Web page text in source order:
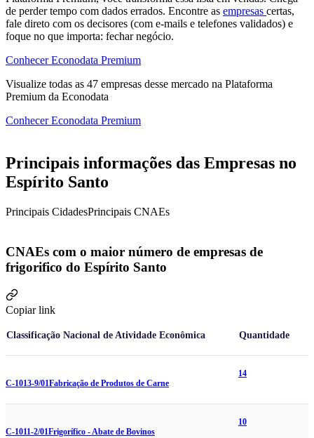
de perder tempo com dados errados. Encontre as empresas certas,
fale direto com os decisores (com e-mails e telefones validados) e
foque no que importa: fechar negócio.
Conhecer Econodata Premium
Visualize todas as 47 empresas desse mercado na Plataforma
Premium da Econodata
Conhecer Econodata Premium
Principais informações das Empresas no
Espírito Santo
Principais CidadesPrincipais CNAEs
CNAEs com o maior número de empresas de
frigorifico do Espírito Santo
Copiar link
Classificação Nacional de Atividade Econômica Quantidade
C-1013-9/01Fabricação de Produtos de Carne
14
C-1011-2/01Frigorífico - Abate de Bovinos
10